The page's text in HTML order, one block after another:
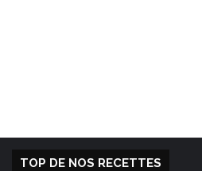
TOP DE NOS RECETTES